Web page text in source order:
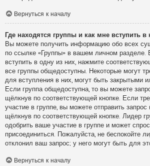
Вернуться к началу
Где находятся группы и как мне вступить в
Вы можете получить информацию обо всех
по ссылке «Группы» в вашем личном разделе.
вступить в одну из них, нажмите
все группы общедоступны. Некоторые могут
для вступления в них, могут быть закрытыми
Если группа общедоступна, то вы можете
щёлкнув по соответствующей кнопке. Если
участие в группе, вы можете отправить запрос
щёлкнув по соответствующей кнопке. Лидер
одобрить ваше участие в группе и может
присоединиться. Пожалуйста, не беспокойте
отклонил ваш запрос; у него могут быть для
Вернуться к началу